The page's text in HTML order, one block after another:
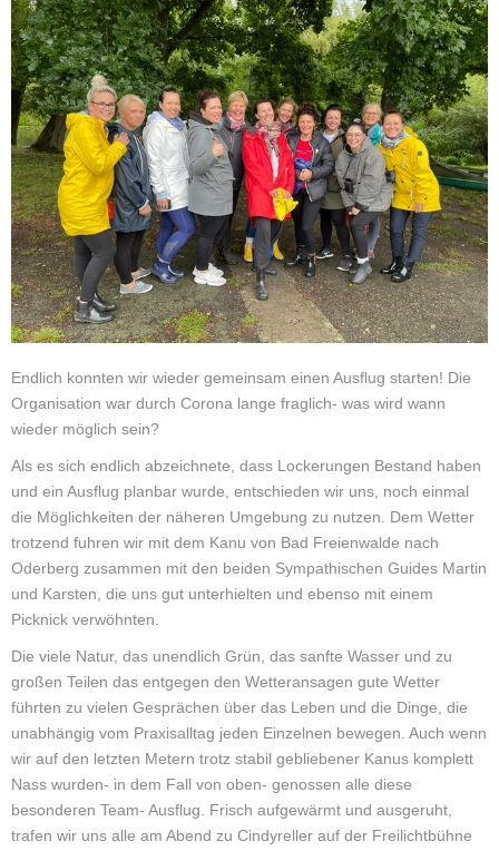
Endlich konnten wir wieder gemeinsam einen Ausflug starten! Die
Organisation war durch Corona lange fraglich- was wird wann
wieder möglich sein?
Als es sich endlich abzeichnete, dass Lockerungen Bestand haben
und ein Ausflug planbar wurde, entschieden wir uns, noch einmal
die Möglichkeiten der näheren Umgebung zu nutzen. Dem Wetter
trotzend fuhren wir mit dem Kanu von Bad Freienwalde nach
Oderberg zusammen mit den beiden Sympathischen Guides Martin
und Karsten, die uns gut unterhielten und ebenso mit einem
Picknick verwöhnten.
Die viele Natur, das unendlich Grün, das sanfte Wasser und zu
großen Teilen das entgegen den Wetteransagen gute Wetter
führten zu vielen Gesprächen über das Leben und die Dinge, die
unabhängig vom Praxisalltag jeden Einzelnen bewegen. Auch wenn
wir auf den letzten Metern trotz stabil gebliebener Kanus komplett
Nass wurden- in dem Fall von oben- genossen alle diese
besonderen Team- Ausflug. Frisch aufgewärmt und ausgeruht,
trafen wir uns alle am Abend zu Cindyreller auf der Freilichtbühne